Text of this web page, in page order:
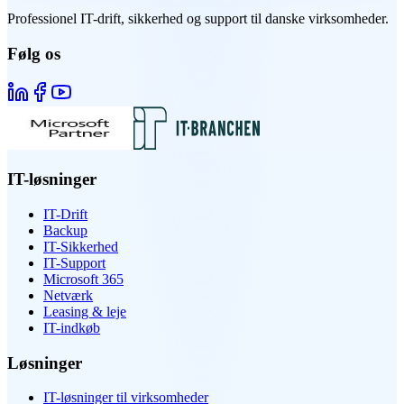
Professionel IT-drift, sikkerhed og support til danske virksomheder.
Følg os
IT-løsninger
IT-Drift
Backup
IT-Sikkerhed
IT-Support
Microsoft 365
Netværk
Leasing & leje
IT-indkøb
Løsninger
IT-løsninger til virksomheder